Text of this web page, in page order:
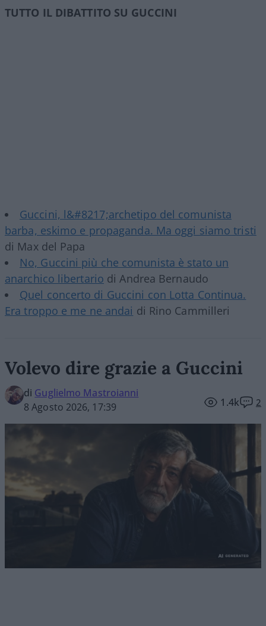
TUTTO IL DIBATTITO SU GUCCINI
Guccini, l&#8217;archetipo del comunista
barba, eskimo e propaganda. Ma oggi siamo tristi
di Max del Papa
No, Guccini più che comunista è stato un
anarchico libertario di Andrea Bernaudo
Quel concerto di Guccini con Lotta Continua.
Era troppo e me ne andai di Rino Cammilleri
Volevo dire grazie a Guccini
di Guglielmo Mastroianni
8 Agosto 2026, 17:39
1.4k 2